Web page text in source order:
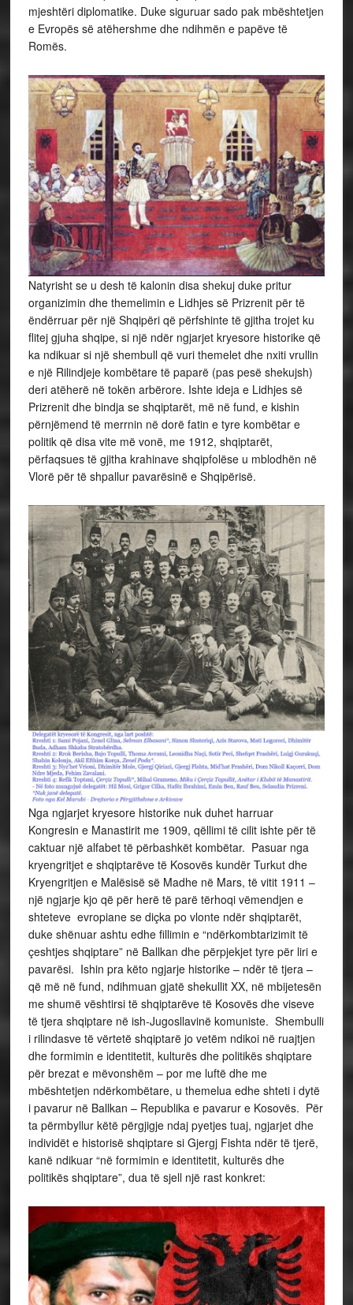
mjeshtëri diplomatike. Duke siguruar sado pak mbështetjen
e Evropës së atëhershme dhe ndihmën e papëve të
Romës.
Natyrisht se u desh të kalonin disa shekuj duke pritur
organizimin dhe themelimin e Lidhjes së Prizrenit për të
ëndërruar për një Shqipëri që përfshinte të gjitha trojet ku
flitej gjuha shqipe, si një ndër ngjarjet kryesore historike që
ka ndikuar si një shembull që vuri themelet dhe nxiti vrullin
e një Rilindjeje kombëtare të paparë (pas pesë shekujsh)
deri atëherë në tokën arbërore. Ishte ideja e Lidhjes së
Prizrenit dhe bindja se shqiptarët, më në fund, e kishin
përnjëmend të merrnin në dorë fatin e tyre kombëtar e
politik që disa vite më vonë, me 1912, shqiptarët,
përfaqsues të gjitha krahinave shqipfolëse u mblodhën në
Vlorë për të shpallur pavarësinë e Shqipërisë.
Nga ngjarjet kryesore historike nuk duhet harruar
Kongresin e Manastirit me 1909, qëllimi të cilit ishte për të
caktuar një alfabet të përbashkët kombëtar. Pasuar nga
kryengritjet e shqiptarëve të Kosovës kundër Turkut dhe
Kryengritjen e Malësisë së Madhe në Mars, të vitit 1911 –
një ngjarje kjo që për herë të parë tërhoqi vëmendjen e
shteteve evropiane se diçka po vlonte ndër shqiptarët,
duke shënuar ashtu edhe fillimin e “ndërkombtarizimit të
çeshtjes shqiptare” në Ballkan dhe përpjekjet tyre për liri e
pavarësi. Ishin pra këto ngjarje historike – ndër të tjera –
që më në fund, ndihmuan gjatë shekullit XX, në mbijetesën
me shumë vështirsi të shqiptarëve të Kosovës dhe viseve
të tjera shqiptare në ish-Jugosllavinë komuniste. Shembulli
i rilindasve të vërtetë shqiptarë jo vetëm ndikoi në ruajtjen
dhe formimin e identitetit, kulturës dhe politikës shqiptare
për brezat e mëvonshëm – por me luftë dhe me
mbështetjen ndërkombëtare, u themelua edhe shteti i dytë
i pavarur në Ballkan – Republika e pavarur e Kosovës. Për
ta përmbyllur këtë përgjigje ndaj pyetjes tuaj, ngjarjet dhe
individët e historisë shqiptare si Gjergj Fishta ndër të tjerë,
kanë ndikuar “në formimin e identitetit, kulturës dhe
politikës shqiptare”, dua të sjell një rast konkret: